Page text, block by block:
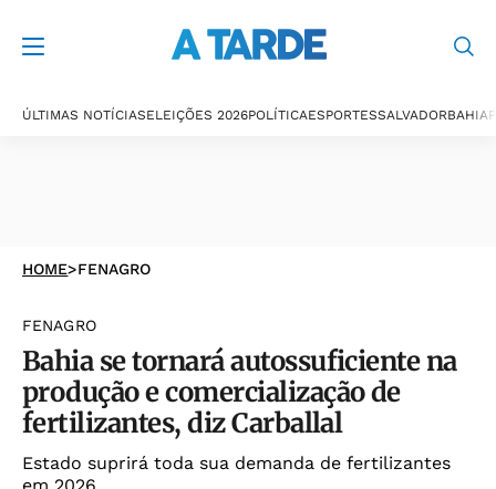
ÚLTIMAS NOTÍCIASELEIÇÕES 2026POLÍTICAESPORTESSALVADORBAHIA
HOME>FENAGRO
FENAGRO
Bahia se tornará autossuficiente na
produção e comercialização de
fertilizantes, diz Carballal
Estado suprirá toda sua demanda de fertilizantes